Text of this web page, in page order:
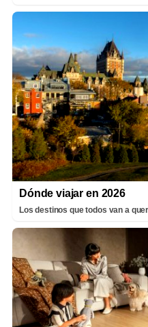
Dónde viajar en 2026
Los destinos que todos van a